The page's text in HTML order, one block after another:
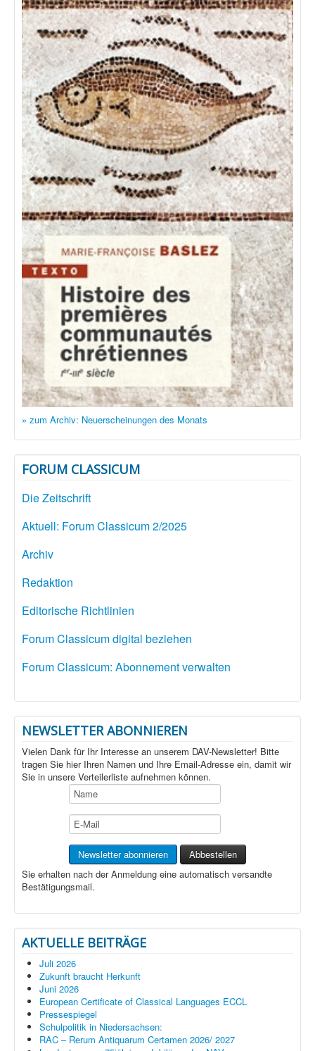
» zum Archiv: Neuerscheinungen des Monats
FORUM CLASSICUM
Die Zeitschrift
Aktuell: Forum Classicum 2/2025
Archiv
Redaktion
Editorische Richtlinien
Forum Classicum digital beziehen
Forum Classicum: Abonnement verwalten
NEWSLETTER ABONNIEREN
Vielen Dank für Ihr Interesse an unserem DAV-Newsletter! Bitte
tragen Sie hier Ihren Namen und Ihre Email-Adresse ein, damit wir
Sie in unsere Verteilerliste aufnehmen können.
Sie erhalten nach der Anmeldung eine automatisch versandte
Bestätigungsmail.
AKTUELLE BEITRÄGE
Juli 2026
Zukunft braucht Herkunft
Juni 2026
European Certificate of Classical Languages ECCL
Pressespiegel
Schulpolitik in Niedersachsen:
RAC – Rerum Antiquarum Certamen 2026/ 2027